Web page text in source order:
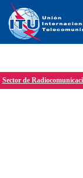
Sector de